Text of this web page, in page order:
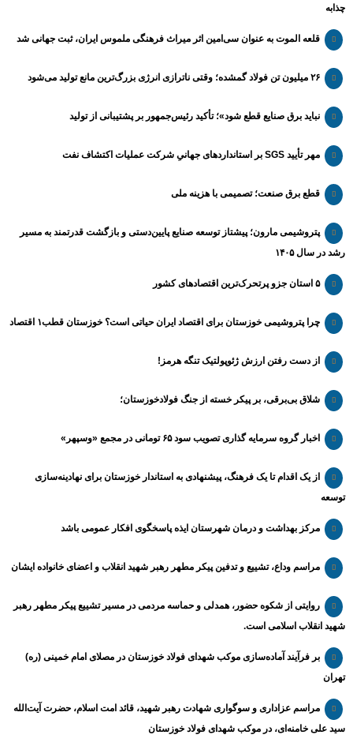
چذابه
قلعه الموت به عنوان سی‌امین اثر میراث‌ فرهنگی ملموس ایران، ثبت جهانی شد
۲۶ میلیون تن فولاد گمشده؛ وقتی ناترازی انرژی بزرگ‌ترین مانع تولید می‌شود
نباید برق صنایع قطع شود»؛ تأکید رئیس‌جمهور بر پشتیبانی از تولید
مهر تأیید SGS بر استانداردهای جهانیِ شرکت عملیات اکتشاف نفت
قطع برق صنعت؛ تصمیمی با هزینه ملی
پتروشیمی مارون؛ پیشتاز توسعه صنایع پایین‌دستی و بازگشت قدرتمند به مسیر
رشد در سال ۱۴۰۵
۵ استان جزو پرتحرک‌ترین اقتصاد‌های کشور
چرا پتروشیمی خوزستان برای اقتصاد ایران حیاتی است؟ خوزستان قطب۱ اقتصاد
از دست رفتن ارزش ژئوپولتیک تنگه هرمز!
شلاق‌ بی‌برقی، بر پیکر خسته‌ از جنگ فولادخوزستان؛
اخبار گروه سرمایه گذاری تصویب سود ۶۵ تومانی در مجمع «وسپهر»
از یک اقدام تا یک فرهنگ، پیشنهادی به استاندار خوزستان برای نهادینه‌سازی
توسعه
مرکز بهداشت و درمان شهرستان ایذه پاسخگوی افکار عمومی باشد
مراسم وداع، تشییع و تدفین پیکر مطهر رهبر شهید انقلاب و اعضای خانواده ایشان
روایتی از شکوه حضور، همدلی و حماسه مردمی در مسیر تشییع پیکر مطهر رهبر
شهید انقلاب اسلامی است.
بر فرآیند آماده‌سازی موکب شهدای فولاد خوزستان در مصلای امام خمینی (ره)
تهران
مراسم عزاداری و سوگواری شهادت رهبر شهید، قائد امت اسلام، حضرت آیت‌الله
سید علی خامنه‌ای، در موکب شهدای فولاد خوزستان